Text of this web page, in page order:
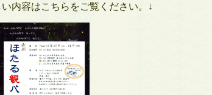
内容はこちらをご覧ください。↓